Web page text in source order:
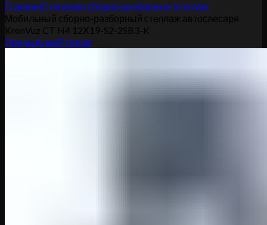
ГлавнаяСтеллажи сборно-разборные KronVuz
Мобильный сборно-разборный стеллаж автослесаря
KronVuz CT H4 12Х19-S2-2SB3-K
Предыдущий товар